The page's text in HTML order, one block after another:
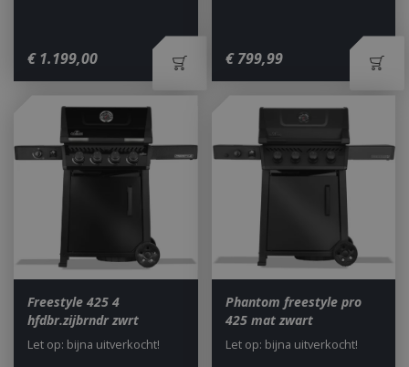
€ 1.199,00 € 799,99
Freestyle 425 4
hfdbr.zijbrndr zwrt
Let op: bijna uitverkocht!
Phantom freestyle pro
425 mat zwart
Let op: bijna uitverkocht!